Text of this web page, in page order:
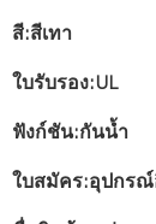
สี:สีเทา
ใบรับรอง:UL
ฟังก์ชัน:กันน้ำ
ใบสมัคร:อุปกรณ์